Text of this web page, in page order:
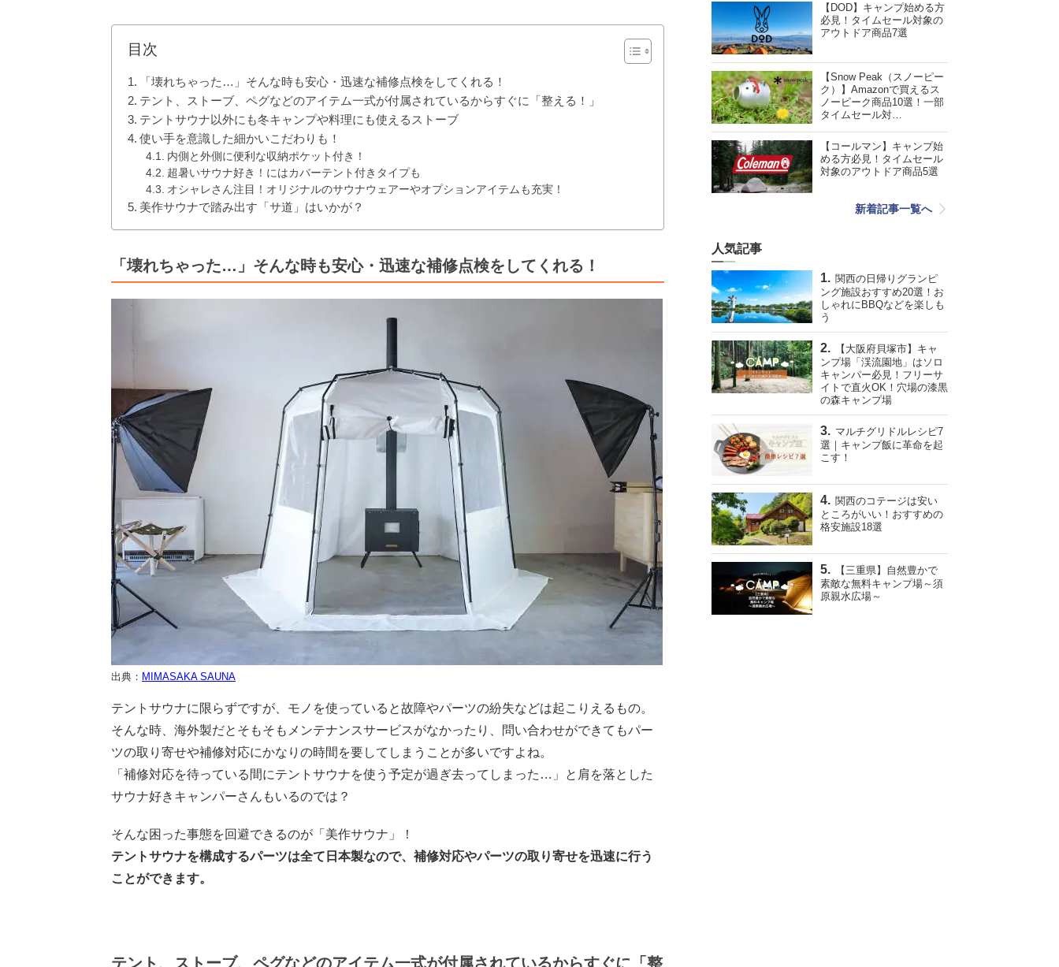
目次
「壊れちゃった…」そんな時も安心・迅速な補修点検をしてくれる！
テント、ストーブ、ペグなどのアイテム一式が付属されているからすぐに「整える！」
テントサウナ以外にも冬キャンプや料理にも使えるストーブ
使い手を意識した細かいこだわりも！
内側と外側に便利な収納ポケット付き！
超暑いサウナ好き！にはカバーテント付きタイプも
オシャレさん注目！オリジナルのサウナウェアーやオプションアイテムも充実！
美作サウナで踏み出す「サ道」はいかが？
「壊れちゃった…」そんな時も安心・迅速な補修点検をしてくれる！
出典： MIMASAKA SAUNA
テントサウナに限らずですが、モノを使っていると故障やパーツの紛失などは起こりえるもの。
そんな時、海外製だとそもそもメンテナンスサービスがなかったり、問い合わせができてもパー
ツの取り寄せや補修対応にかなりの時間を要してしまうことが多いですよね。
「補修対応を待っている間にテントサウナを使う予定が過ぎ去ってしまった…」と肩を落とした
サウナ好きキャンパーさんもいるのでは？
そんな困った事態を回避できるのが「美作サウナ」！
テントサウナを構成するパーツは全て日本製なので、補修対応やパーツの取り寄せを迅速に行う
ことができます。
テント、ストーブ、ペグなどのアイテム一式が付属されているからすぐに「整
【DOD】キャンプ始める方
必見！タイムセール対象の
アウトドア商品7選
【Snow Peak（スノーピー
ク）】Amazonで買えるス
ノーピーク商品10選！一部
タイムセール対…
【コールマン】キャンプ始
める方必見！タイムセール
対象のアウトドア商品5選
新着記事一覧へ
人気記事
関西の日帰りグランピ
ング施設おすすめ20選！お
しゃれにBBQなどを楽しも
う
【大阪府貝塚市】キャ
ンプ場「渓流園地」はソロ
キャンパー必見！フリーサ
イトで直火OK！穴場の漆黒
の森キャンプ場
マルチグリドルレシピ7
選｜キャンプ飯に革命を起
こす！
関西のコテージは安い
ところがいい！おすすめの
格安施設18選
【三重県】自然豊かで
素敵な無料キャンプ場～須
原親水広場～